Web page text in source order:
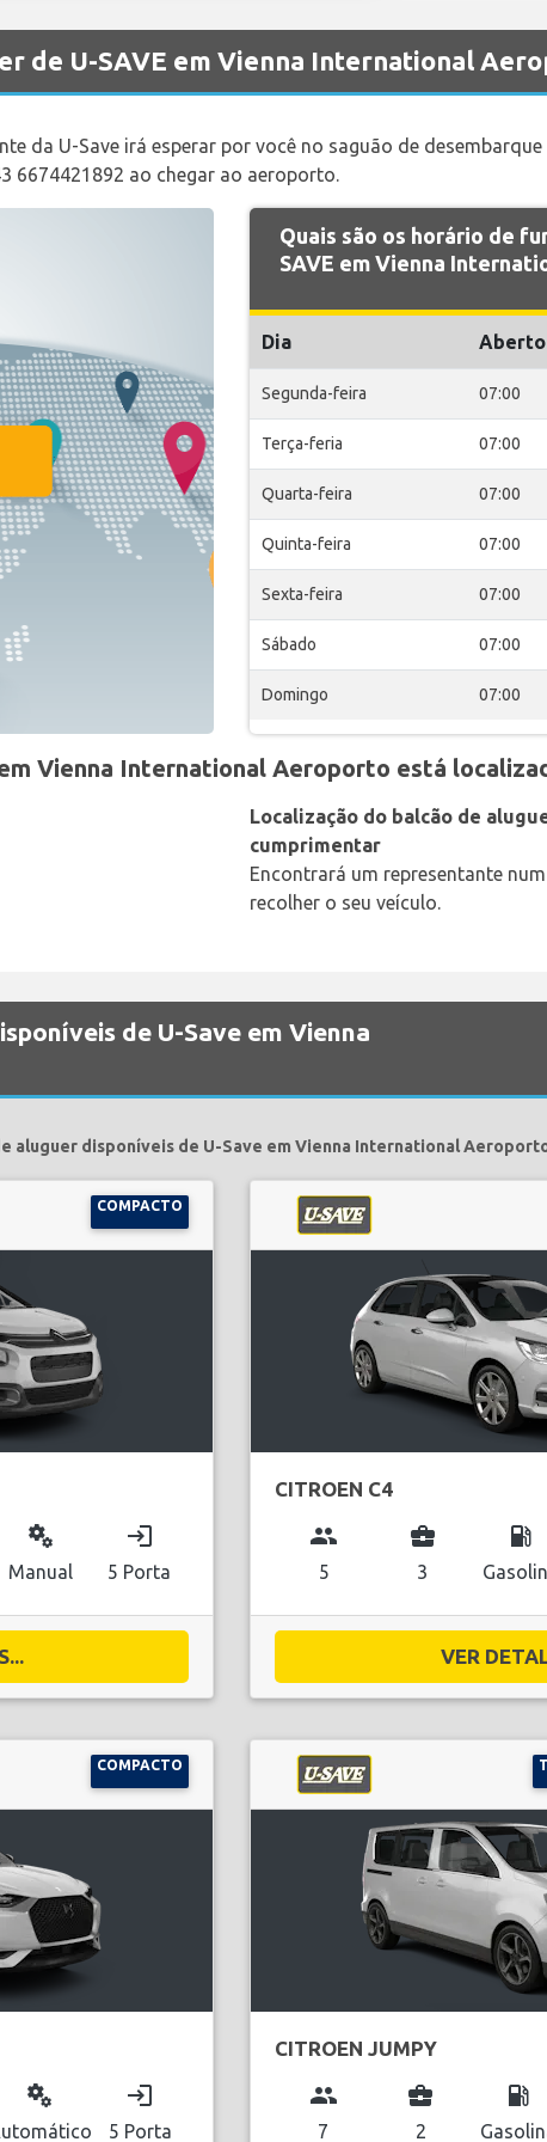
de U-SAVE em Vienna International
da U-Save irá esperar por você no saguão de
6674421892 ao chegar ao aeroporto.
Quais são os horário de
SAVE em Vienna
Dia Aberto
Segunda-feira 07:00
Terça-feria 07:00
Quarta-feira 07:00
Quinta-feira 07:00
Sexta-feira 07:00
Sábado 07:00
Domingo 07:00
Vienna International Aeroporto está
Localização do balcão de
cumprimentar
Encontrará um representante
recolher o seu veículo.
de U-Save em Vienna
aluguer disponíveis de U-Save em Vienna International
COMPACTO
miscellaneous_services
Manual
login
5 Porta
CITROEN C4
group
5
business_center
3
local_gas_station
VER
COMPACTO
miscellaneous_services login
5 Porta
CITROEN JUMPY
group
7
business_center
2
local_gas_station